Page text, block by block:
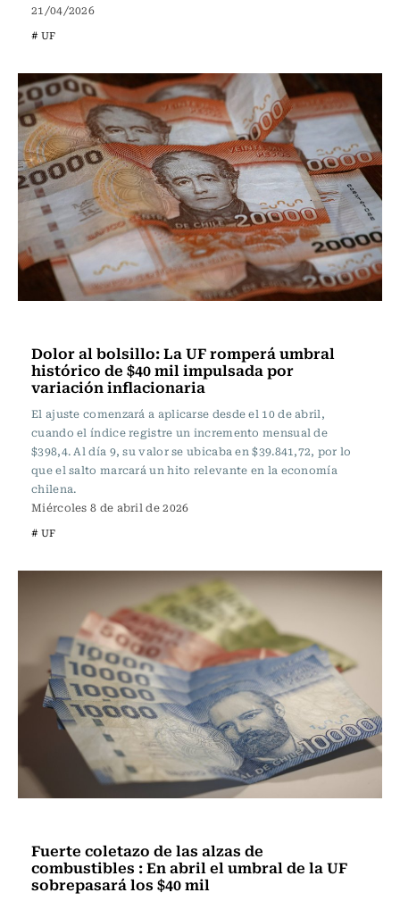
21/04/2026
# UF
Dolor al bolsillo: La UF romperá umbral
histórico de $40 mil impulsada por
variación inflacionaria
El ajuste comenzará a aplicarse desde el 10 de abril,
cuando el índice registre un incremento mensual de
$398,4. Al día 9, su valor se ubicaba en $39.841,72, por lo
que el salto marcará un hito relevante en la economía
chilena.
Miércoles 8 de abril de 2026
# UF
Fuerte coletazo de las alzas de
combustibles : En abril el umbral de la UF
sobrepasará los $40 mil